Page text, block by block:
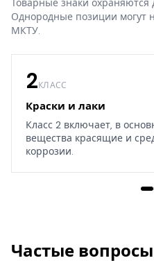
Товарные знаки охраняются
Однородные позиции могут
МКТУ.
2КЛАСС
Краски и лаки
Класс 2 включает, в
вещества красящие и
коррозии.
Частые вопросы